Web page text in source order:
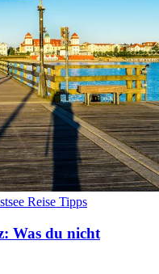
Reise Tipps
Was du nicht